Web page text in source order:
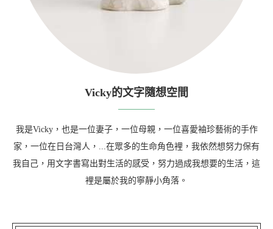
Vicky的文字隨想空間
我是Vicky，也是一位妻子，一位母親，一位喜愛袖珍藝術的手作
家，一位在日台灣人，...在眾多的生命角色裡，我依然想努力保有
我自己，用文字書寫出對生活的感受，努力過成我想要的生活，這
裡是屬於我的寧靜小角落。